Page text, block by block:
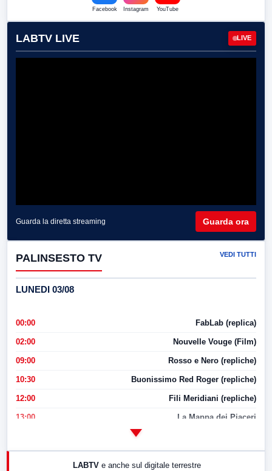
Facebook Instagram YouTube
LABTV LIVE LIVE
Guarda la diretta streaming Guarda ora
PALINSESTO TV VEDI TUTTI
LUNEDI 03/08
00:00 FabLab (replica)
02:00 Nouvelle Vouge (Film)
09:00 Rosso e Nero (repliche)
10:30 Buonissimo Red Roger (repliche)
12:00 Fili Meridiani (repliche)
13:00 La Mappa dei Piaceri
LABTV e anche sul digitale terrestre